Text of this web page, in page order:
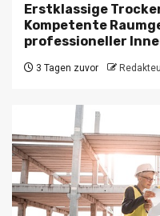
Erstklassige
Kompetente
professioneller
3 Tagen zuvor